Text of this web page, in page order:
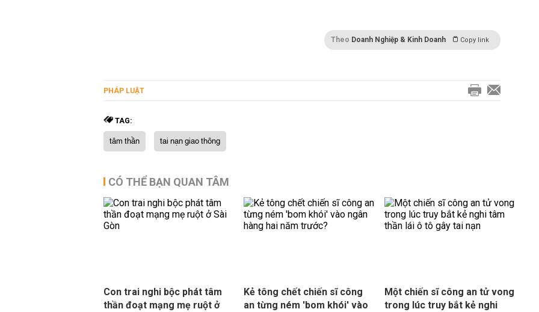
Theo Doanh Nghiệp & Kinh Doanh Copy link
PHÁP LUẬT
TAG:
tâm thần tai nạn giao thông
CÓ THỂ BẠN QUAN TÂM
Con trai nghi bộc phát tâm
thần đoạt mạng mẹ ruột ở
Kẻ tông chết chiến sĩ công
an từng ném 'bom khói' vào
Một chiến sĩ công an tử vong
trong lúc truy bắt kẻ nghi